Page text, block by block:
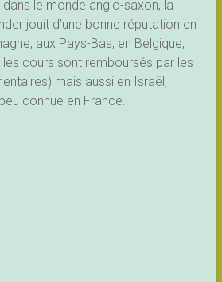
le monde anglo-saxon, la
jouit d’une bonne réputation en
aux Pays-Bas, en Belgique,
les cours sont remboursés par les
mais aussi en Israël,
connue en France.